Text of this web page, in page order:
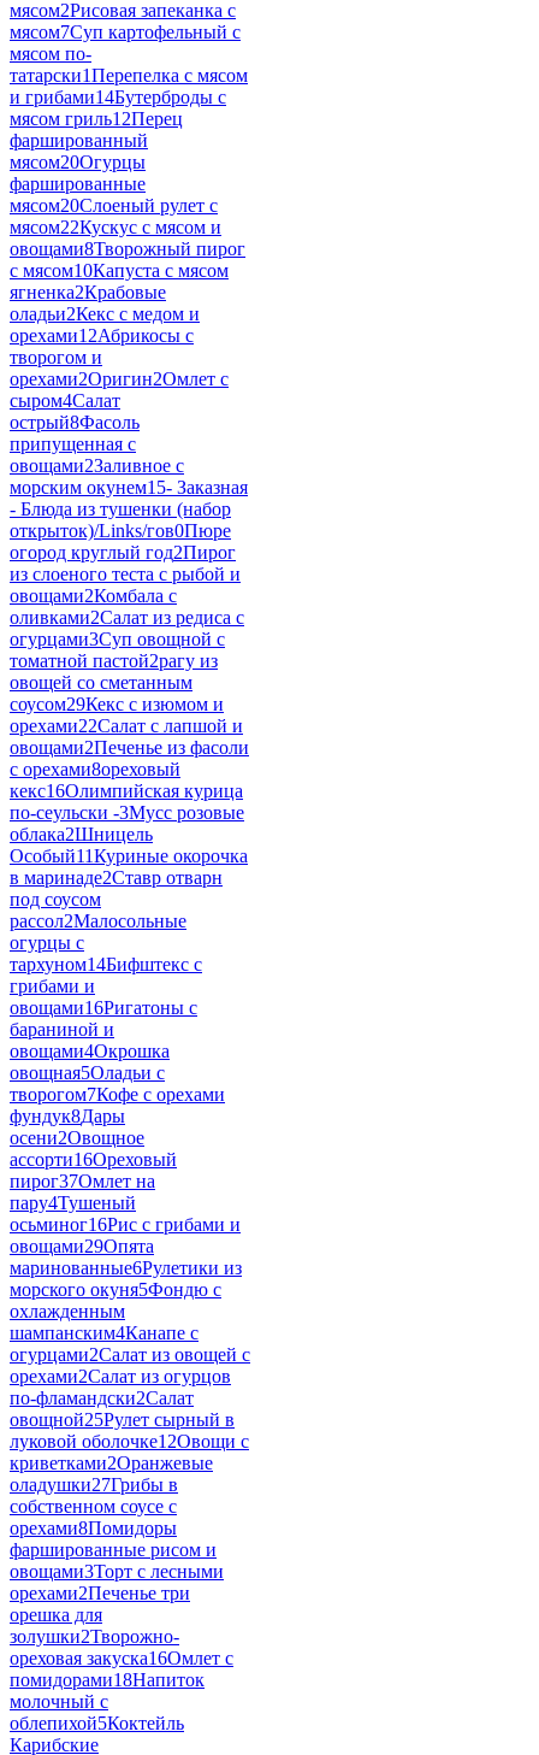
мясом2Рисовая запеканка с
мясом7Суп картофельный с
мясом по-
татарски1Перепелка с мясом
и грибами14Бутерброды с
мясом гриль12Перец
фаршированный
мясом20Огурцы
фаршированные
мясом20Слоеный рулет с
мясом22Кускус с мясом и
овощами8Творожный пирог
с мясом10Капуста с мясом
ягненка2Крабовые
оладьи2Кекс с медом и
орехами12Абрикосы с
творогом и
орехами2Оригин2Омлет с
сыром4Салат
острый8Фасоль
припущенная с
овощами2Заливное с
морским окунем15- Заказная
- Блюда из тушенки (набор
открыток)/Links/гов0Пюре
огород круглый год2Пирог
из слоеного теста с рыбой и
овощами2Комбала с
оливками2Салат из редиса с
огурцами3Суп овощной с
томатной пастой2рагу из
овощей со сметанным
соусом29Кекс с изюмом и
орехами22Салат с лапшой и
овощами2Печенье из фасоли
с орехами8ореховый
кекс16Олимпийская курица
по-сеульски -3Мусс розовые
облака2Шницель
Особый11Куриные окорочка
в маринаде2Ставр отварн
под соусом
рассол2Малосольные
огурцы с
тархуном14Бифштекс с
грибами и
овощами16Ригатоны с
бараниной и
овощами4Окрошка
овощная5Оладьи с
творогом7Кофе с орехами
фундук8Дары
осени2Овощное
ассорти16Ореховый
пирог37Омлет на
пару4Тушеный
осьминог16Рис с грибами и
овощами29Опята
маринованные6Рулетики из
морского окуня5Фондю с
охлажденным
шампанским4Канапе с
огурцами2Салат из овощей с
орехами2Салат из огурцов
по-фламандски2Салат
овощной25Рулет сырный в
луковой оболочке12Овощи с
криветками2Оранжевые
оладушки27Грибы в
собственном соусе с
орехами8Помидоры
фаршированные рисом и
овощами3Торт с лесными
орехами2Печенье три
орешка для
золушки2Творожно-
ореховая закуска16Омлет с
помидорами18Напиток
молочный с
облепихой5Коктейль
Карибские